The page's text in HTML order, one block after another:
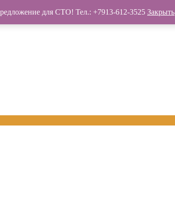
для СТО! Тел.: +7913-612-3525 Закрыть